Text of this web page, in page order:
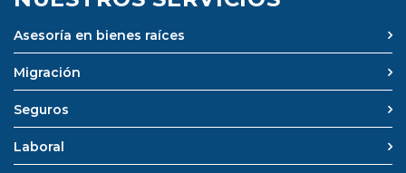
Asesoría en bienes raíces
Migración
Seguros
Laboral